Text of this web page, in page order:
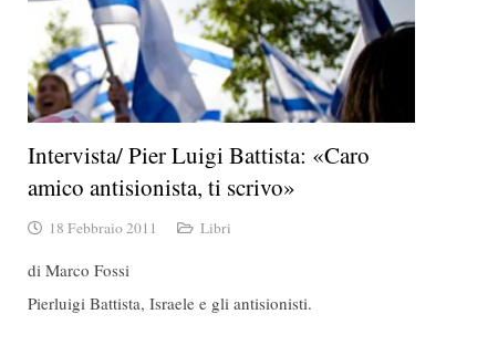
Intervista/ Pier Luigi Battista: «Caro
amico antisionista, ti scrivo»
18 Febbraio 2011 Libri
di Marco Fossi
Pierluigi Battista, Israele e gli antisionisti.